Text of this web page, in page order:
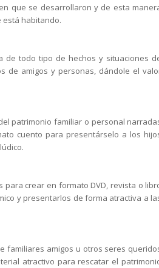
que se desarrollaron y de esta
está habitando.
de todo tipo de hechos y situaciones
de amigos y personas, dándole el
patrimonio familiar o personal
cuento para presentárselo a los
crear en formato DVD, revista o
y presentarlos de forma atractiva a
familiares amigos u otros seres
atractivo para rescatar el